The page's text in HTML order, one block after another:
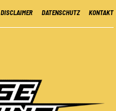
KONTAKT
DATENSCHUTZ
DISCLAIMER